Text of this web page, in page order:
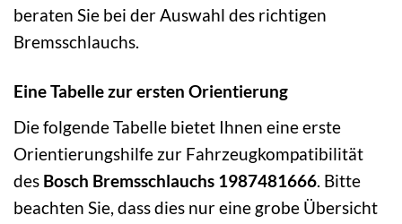
beraten Sie bei der Auswahl des richtigen
Bremsschlauchs.
Eine Tabelle zur ersten Orientierung
Die folgende Tabelle bietet Ihnen eine erste
Orientierungshilfe zur Fahrzeugkompatibilität
des Bosch Bremsschlauchs 1987481666. Bitte
beachten Sie, dass dies nur eine grobe Übersicht